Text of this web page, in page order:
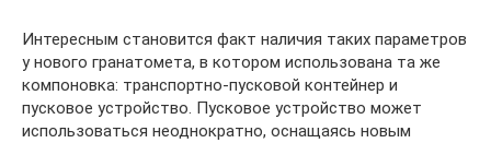
Интересным становится факт наличия таких параметров
у нового гранатомета, в котором использована та же
компоновка: транспортно-пусковой контейнер и
пусковое устройство. Пусковое устройство может
использоваться неоднократно, оснащаясь новым